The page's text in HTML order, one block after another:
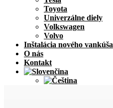
Toyota
Univerzálne diely
Volkswagen
Volvo
Inštalácia nového vankúša
O nás
Kontakt